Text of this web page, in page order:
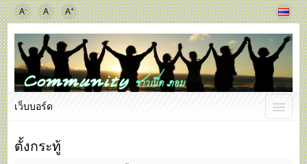
A- A A+
เว็บบอร์ด
ตั้งกระทู้